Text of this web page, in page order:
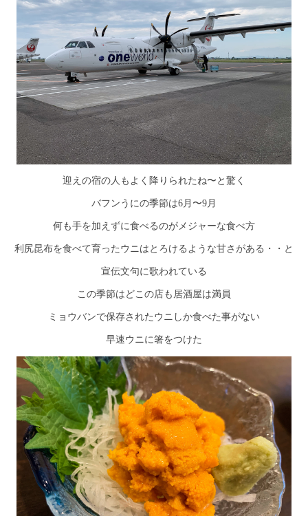
迎えの宿の人もよく降りられたね〜と驚く
バフンうにの季節は6月〜9月
何も手を加えずに食べるのがメジャーな食べ方
利尻昆布を食べて育ったウニはとろけるような甘さがある・・と
宣伝文句に歌われている
この季節はどこの店も居酒屋は満員
ミョウバンで保存されたウニしか食べた事がない
早速ウニに箸をつけた